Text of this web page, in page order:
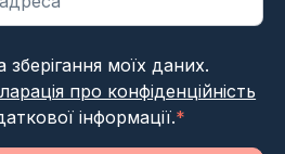
моїх даних.
про конфіденційність
інформації.*